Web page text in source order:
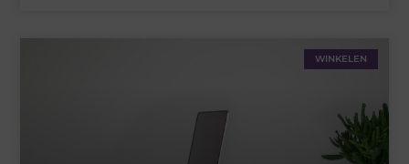
WINKELEN